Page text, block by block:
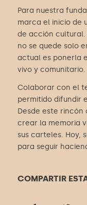
Para nuestra
marca el inicio de
de acción cultural.
no se quede solo
actual es ponerla
vivo y comunitario.
Colaborar con el
permitido difundir
Desde este rincón
crear la memoria
sus carteles. Hoy,
para seguir
COMPARTIR